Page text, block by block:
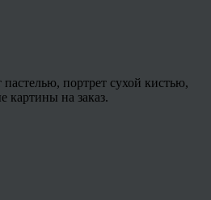
портрет сухой кистью,
картины на заказ.